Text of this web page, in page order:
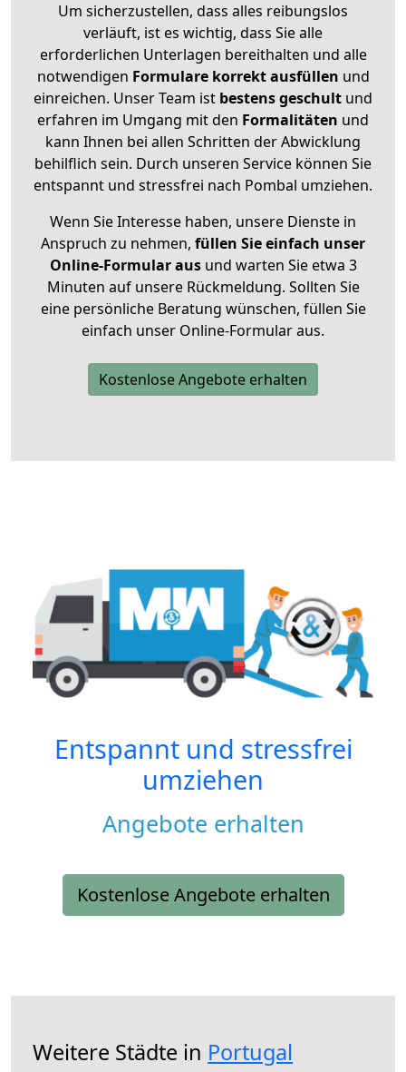
Um sicherzustellen, dass alles reibungslos
verläuft, ist es wichtig, dass Sie alle
erforderlichen Unterlagen bereithalten und alle
notwendigen Formulare korrekt ausfüllen und
einreichen. Unser Team ist bestens geschult und
erfahren im Umgang mit den Formalitäten und
kann Ihnen bei allen Schritten der Abwicklung
behilflich sein. Durch unseren Service können Sie
entspannt und stressfrei nach Pombal umziehen.
Wenn Sie Interesse haben, unsere Dienste in
Anspruch zu nehmen, füllen Sie einfach unser
Online-Formular ausund warten Sie etwa 3
Minuten auf unsere Rückmeldung. Sollten Sie
eine persönliche Beratung wünschen, füllen Sie
einfach unser Online-Formular aus.
Kostenlose Angebote erhalten
Entspannt und stressfrei
umziehen
Angebote erhalten
Kostenlose Angebote erhalten
Weitere Städte in Portugal